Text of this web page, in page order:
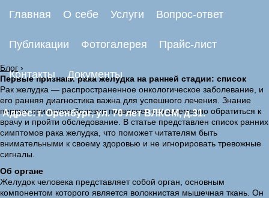
Главная О себе Услуги Вопрос-ответ
Публикации Фотогалерея Прайс-лист
Контакты Документы
Адрес: г. Оренбург, ул. 70 лет ВЛКСМ, д.31.
Блог ›
Первые признаки рака желудка на ранней стадии: список
Рак желудка — распространенное онкологическое заболевание, и
его ранняя диагностика важна для успешного лечения. Знание
первых признаков болезни позволяет своевременно обратиться к
врачу и пройти обследование. В статье представлен список ранних
симптомов рака желудка, что поможет читателям быть
внимательными к своему здоровью и не игнорировать тревожные
сигналы.
Об органе
Желудок человека представляет собой орган, основным
компонентом которого является волокнистая мышечная ткань. Он